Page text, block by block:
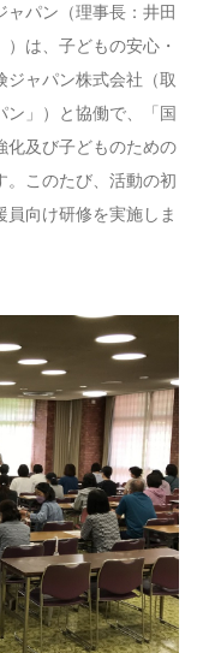
パン（理事長：井田
は、子どもの安心・
ジャパン株式会社（取
」）と協働で、「国
化及び子どものための
。このたび、活動の初
員向け研修を実施しま